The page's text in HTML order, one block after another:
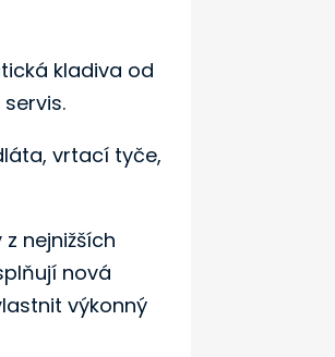
kladiva od
vrtací tyče,
nejnižších
nová
výkonný